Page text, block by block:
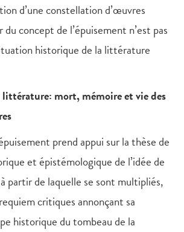
d’une constellation d’œuvres
concept de l’épuisement n’est pas
historique de la littérature
littérature: mort, mémoire et vie des
prend appui sur la thèse de
et épistémologique de l’idée de
partir de laquelle se sont multipliés,
critiques annonçant sa
historique du tombeau de la